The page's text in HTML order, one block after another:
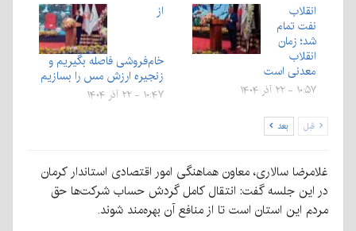
انقلاب
نفت تمام
شد؛ زمان
انقلاب
معدنی است
۱۰:۵۷ - ۲۲ آذر ۱۴۰۴
از
خام‌فروشی فاصله بگیریم و
زنجیره ارزش مس را بسازیم
۱۰:۴۷ - ۲۲ آذر ۱۴۰۴
قبل بعد
غلامرضا سالاری، معاون هماهنگی امور اقتصادی استاندار کرمان
در این جلسه گفت: انتقال کامل گردش حساب شرکت‌ها حق
مردم این استان است تا از منافع آن بهره‌مند شوند.